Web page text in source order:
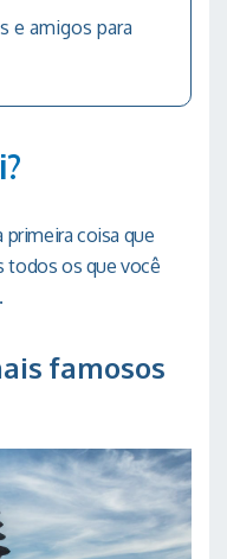
e amigos para
primeira coisa que
todos os que você
famosos